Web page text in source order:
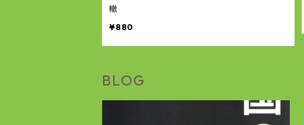
轍
¥880
BLOG